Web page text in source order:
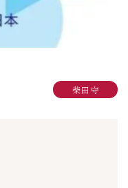
柴田 守